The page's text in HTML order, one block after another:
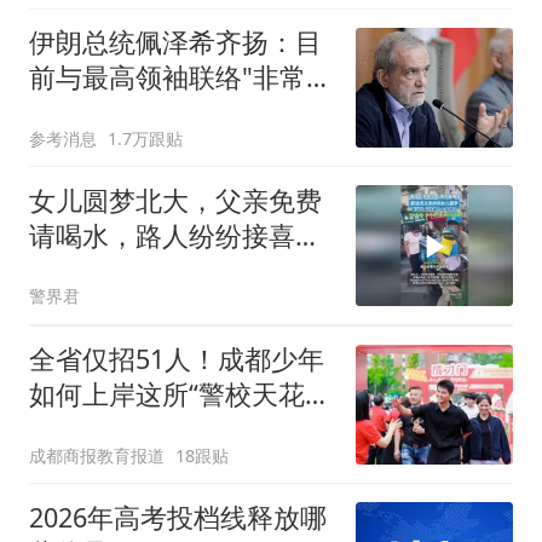
伊朗总统佩泽希齐扬：目
前与最高领袖联络"非常困
参考消息 1.7万跟贴
女儿圆梦北大，父亲免费
请喝水，路人纷纷接喜
费，我们必须管
警界君
全省仅招51人！成都少年
如何上岸这所“警校天花
成都商报教育报道 18跟贴
2026年高考投档线释放哪